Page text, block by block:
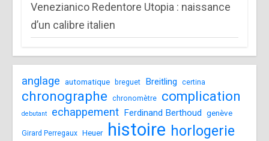
Venezianico Redentore Utopia : naissance
d’un calibre italien
anglage automatique breguet Breitling certina
chronographe chronomètre complication
debutant echappement Ferdinand Berthoud genève
Girard Perregaux Heuer histoire horlogerie